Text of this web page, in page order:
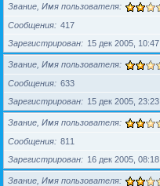
Звание, Имя пользователя
Сообщения
417
Зарегистрирован
15 дек 2005, 10:47
Звание, Имя пользователя
Сообщения
633
Зарегистрирован
15 дек 2005, 23:23
Звание, Имя пользователя
Сообщения
811
Зарегистрирован
16 дек 2005, 08:18
Звание, Имя пользователя